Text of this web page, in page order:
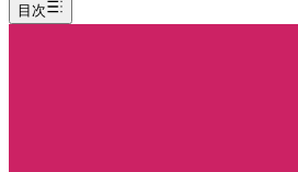
目次